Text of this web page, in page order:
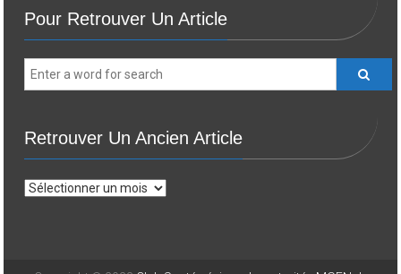
Pour Retrouver Un Article
Retrouver Un Ancien Article
Retrouver